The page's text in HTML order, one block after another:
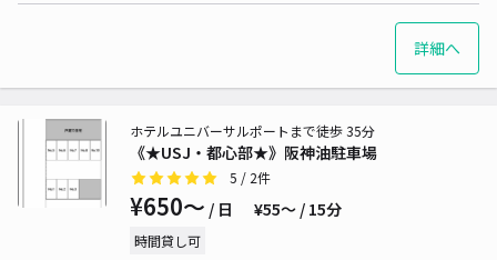
詳細へ
《★USJ・都心部★》阪神油駐車場
ホテルユニバーサルポートまで徒歩 35分
5 / 2件
¥650〜 / 日 ¥55〜 / 15分
時間貸し可